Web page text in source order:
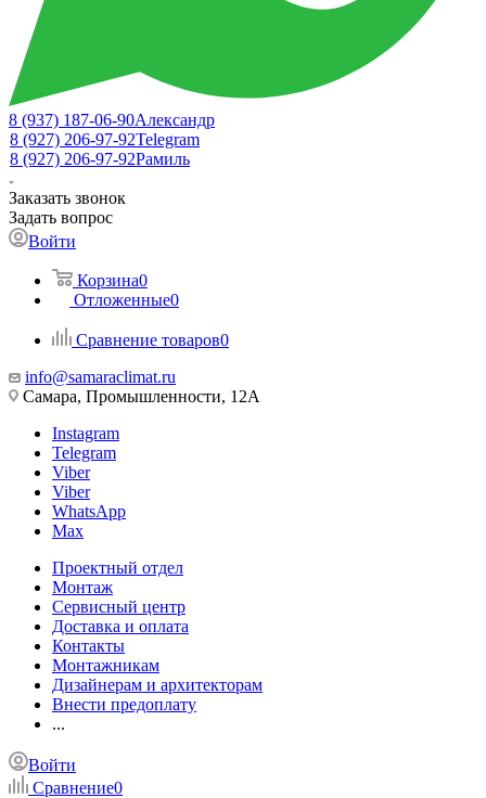
8 (937) 187-06-90Александр
8 (927) 206-97-92Telegram
8 (927) 206-97-92Рамиль
Заказать звонок
Задать вопрос
Войти
Корзина0
Отложенные0
Сравнение товаров0
info@samaraclimat.ru
Самара, Промышленности, 12А
Instagram
Telegram
Viber
Viber
WhatsApp
Max
Проектный отдел
Монтаж
Сервисный центр
Доставка и оплата
Контакты
Монтажникам
Дизайнерам и архитекторам
Внести предоплату
...
Войти
Сравнение0